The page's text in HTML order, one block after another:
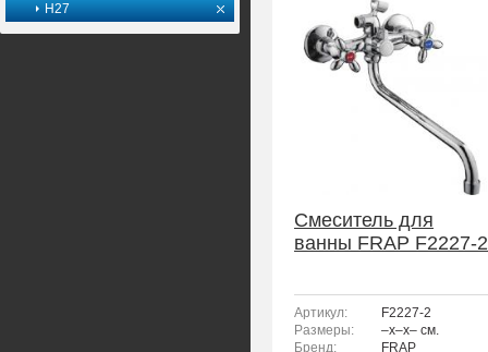
H27
Смеситель для
ванны FRAP F2227-2
Артикул:
F2227-2
Размеры:
–x–x– см.
Бренд:
FRAP